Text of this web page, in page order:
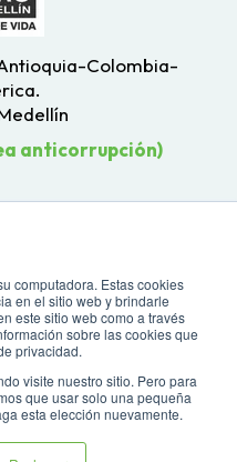
computadora. Estas cookies
en el sitio web y brindarle
este sitio web como a través
sobre las cookies que
privacidad.
visite nuestro sitio. Pero para
que usar solo una pequeña
esta elección nuevamente.
Asistente virtual
Colombia-
anticorrupción)
utilizar microsoft